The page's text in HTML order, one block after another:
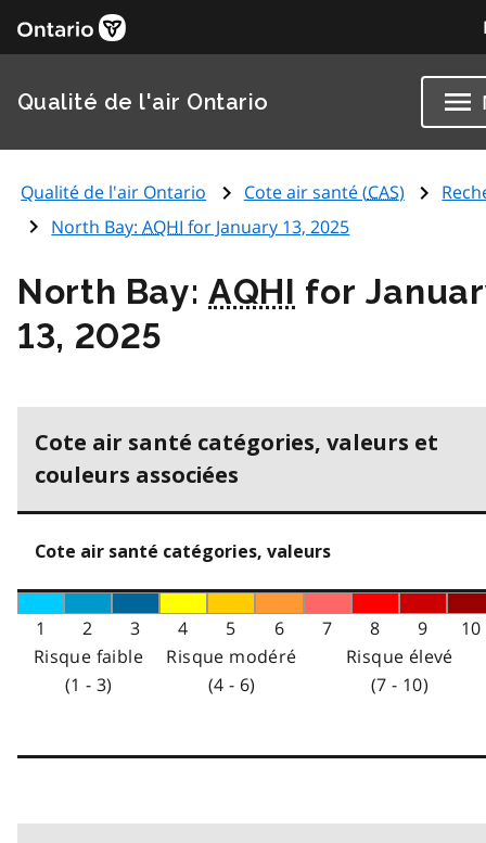
Qualité de l'air Ontario
Qualité de l'air Ontario Cote air santé (CAS)
North Bay:AQHI for January 13, 2025
North Bay:AQHI for
13, 2025
Cote air santé catégories, valeurs et
couleurs associées
Cote air santé catégories, valeurs
1 2 3 4 5 6 7 8 9
10
Risque faible
(1 - 3)
Risque modéré
(4 - 6)
Risque élevé
(7 - 10)